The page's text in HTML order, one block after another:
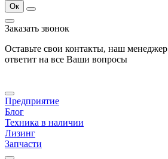
Ок
Заказать звонок
Оставьте свои контакты, наш
ответит на все Ваши вопросы
Предприятие
Блог
Техника в наличии
Лизинг
Запчасти